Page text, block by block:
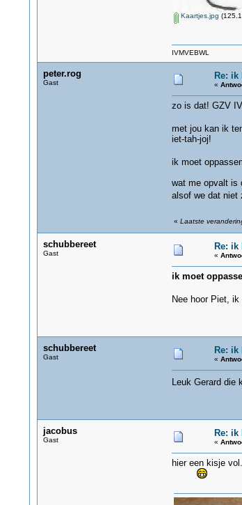
Kaartjes.jpg
IVMVEBWL
peter.rog
Gast
Re: ik
«
zo is dat! GZV
met jou kan ik
iet-tah-joj!
ik moet
wat me opvalt is
alsof we dat niet
« Laatste
schubbereet
Gast
Re: ik
«
ik moet
Nee hoor Piet,
schubbereet
Gast
Re: ik
«
Leuk Gerard die
jacobus
Gast
Re: ik
«
hier een kisje vol.